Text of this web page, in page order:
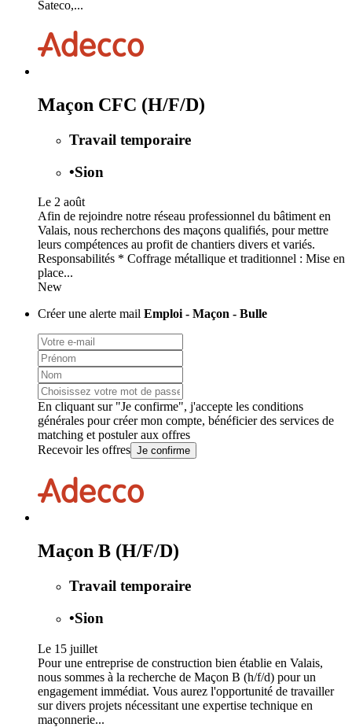
Sateco,...
Maçon CFC (H/F/D)
Travail temporaire
•Sion
Le 2 août
Afin de rejoindre notre réseau professionnel du bâtiment en
Valais, nous recherchons des maçons qualifiés, pour mettre
leurs compétences au profit de chantiers divers et variés.
Responsabilités * Coffrage métallique et traditionnel : Mise en
place...
New
Créer une alerte mail Emploi - Maçon - Bulle
En cliquant sur "Je confirme", j'accepte les conditions
générales pour créer mon compte, bénéficier des services de
matching et postuler aux offres
Recevoir les offres Je confirme
Maçon B (H/F/D)
Travail temporaire
•Sion
Le 15 juillet
Pour une entreprise de construction bien établie en Valais,
nous sommes à la recherche de Maçon B (h/f/d) pour un
engagement immédiat. Vous aurez l'opportunité de travailler
sur divers projets nécessitant une expertise technique en
maçonnerie...